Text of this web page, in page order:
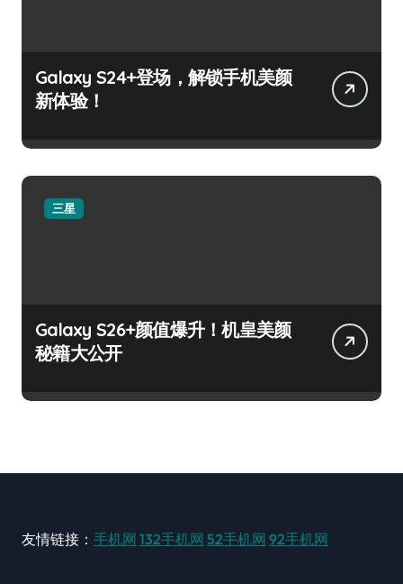
Galaxy S24+登场，解锁手机美颜
新体验！
三星
Galaxy S26+颜值爆升！机皇美颜
秘籍大公开
友情链接： 手机网 132手机网 52手机网 92手机网